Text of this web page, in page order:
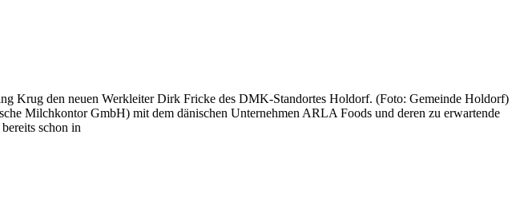
Krug den neuen Werkleiter Dirk Fricke des DMK-Standortes Holdorf. (Foto: Gemeinde Holdorf)
Milchkontor GmbH) mit dem dänischen Unternehmen ARLA Foods und deren zu erwartende
schon in